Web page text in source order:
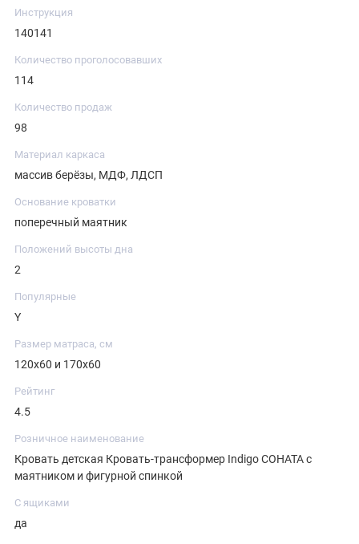
Инструкция
140141
Количество проголосовавших
114
Количество продаж
98
Материал каркаса
массив берёзы, МДФ, ЛДСП
Основание кроватки
поперечный маятник
Положений высоты дна
2
Популярные
Y
Размер матраса, см
120х60 и 170х60
Рейтинг
4.5
Розничное наименование
Кровать детская Кровать-трансформер Indigo СОНАТА с
маятником и фигурной спинкой
С ящиками
да